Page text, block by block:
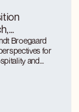
Tourism
Broegaard
for
and